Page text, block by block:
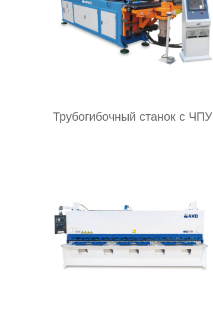
Трубогибочный станок с ЧПУ